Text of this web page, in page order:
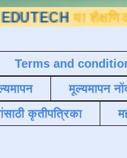
शैक्षणिक ब्लॉगवर
Terms and
मूल्यमापन
कृतीपत्रिका